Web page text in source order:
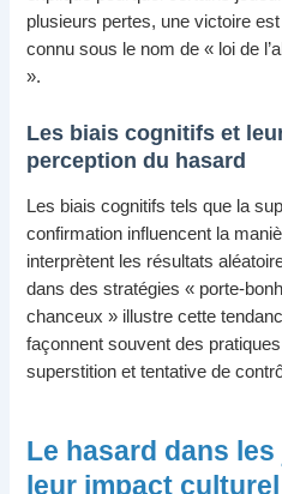
plusieurs pertes, une victoire
connu sous le nom de « loi de
».
Les biais cognitifs et
perception du hasard
Les biais cognitifs tels que la
confirmation influencent la
interprètent les résultats
dans des stratégies « porte-
chanceux » illustre cette
façonnent souvent des
superstition et tentative de
Le hasard dans
leur impact